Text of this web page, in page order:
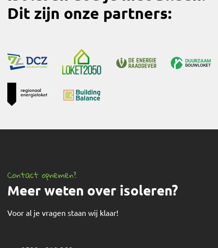
Dit zijn onze partners:
Contact opnemen?
Meer weten over isoleren?
Voor al je vragen staan wij klaar!